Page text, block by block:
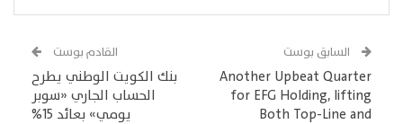
السابق بوست
Another Upbeat Quarter
for EFG Holding, lifting
Both Top-Line and
القادم بوست
بنك الكويت الوطني يطرح
الحساب الجاري «سوبر
يومي» بعائد 15%